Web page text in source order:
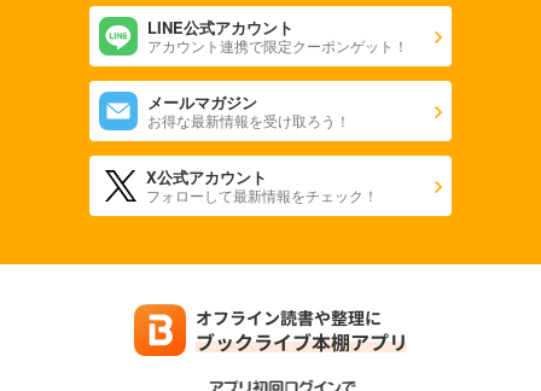
LINE公式アカウント
アカウント連携で限定クーポンゲット！
メールマガジン
お得な最新情報を受け取ろう！
X公式アカウント
フォローして最新情報をチェック！